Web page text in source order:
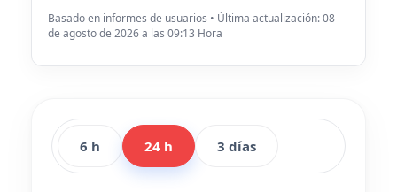
Basado en informes de usuarios • Última actualización: 08
de agosto de 2026 a las 09:13 Hora
6 h 24 h 3 días